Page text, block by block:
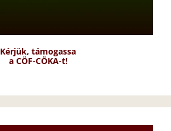
Kérjük, támogassa
a CÖF-CÖKA-t!